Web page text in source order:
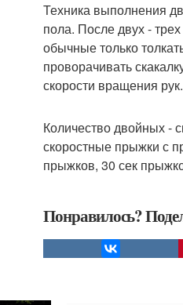
Техника выполнения
пола. После двух -
обычные только
проворачивать
скорости вращения
Количество двойных -
скоростные прыжки с
прыжков, 30 сек
Понравилось?